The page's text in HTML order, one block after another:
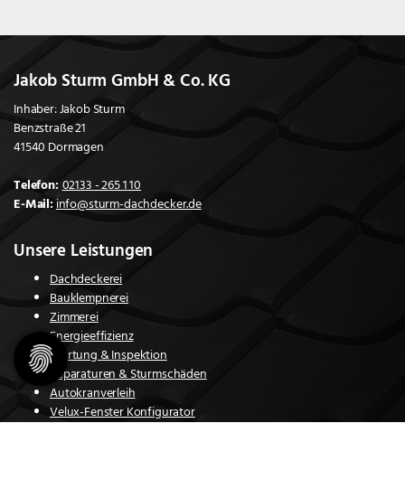
Jakob Sturm GmbH & Co. KG
Inhaber: Jakob Sturm
Benzstraße 21
41540 Dormagen
Telefon:02133 - 265 1 10
E-Mail:info@sturm-dachdecker.de
Unsere Leistungen
Dachdeckerei
Bauklempnerei
Zimmerei
Energieeffizienz
Wartung & Inspektion
Reparaturen & Sturmschäden
Autokranverleih
Velux-Fenster Konfigurator